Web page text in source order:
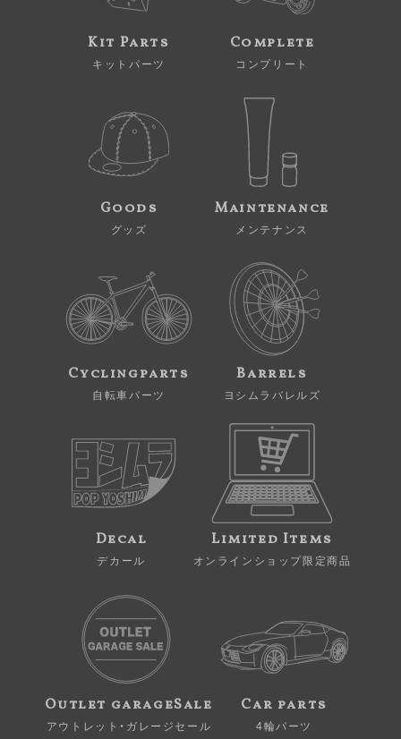
Kit Parts
キットパーツ
Complete
コンプリート
Goods
グッズ
Maintenance
メンテナンス
Cyclingparts
自転車パーツ
Barrels
ヨシムラバレルズ
Decal
デカール
Limited Items
オンラインショップ限定商品
Outlet garageSale
アウトレット・ガレージセール
Car parts
4輪パーツ